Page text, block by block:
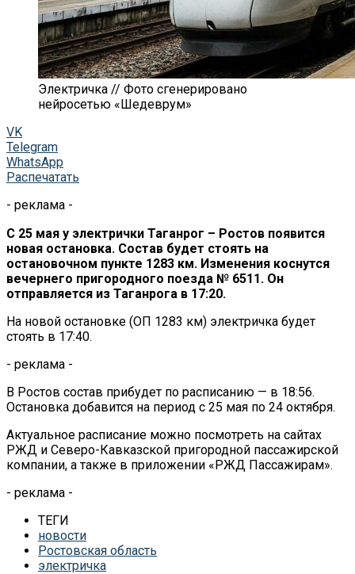
Электричка // Фото сгенерировано
нейросетью «Шедеврум»
VK
Telegram
WhatsApp
Распечатать
- реклама -
С 25 мая у электрички Таганрог – Ростов появится
новая остановка. Состав будет стоять на
остановочном пункте 1283 км. Изменения коснутся
вечернего пригородного поезда № 6511. Он
отправляется из Таганрога в 17:20.
На новой остановке (ОП 1283 км) электричка будет
стоять в 17:40.
- реклама -
В Ростов состав прибудет по расписанию — в 18:56.
Остановка добавится на период с 25 мая по 24 октября.
Актуальное расписание можно посмотреть на сайтах
РЖД и Северо-Кавказской пригородной пассажирской
компании, а также в приложении «РЖД Пассажирам».
- реклама -
ТЕГИ
новости
Ростовская область
электричка